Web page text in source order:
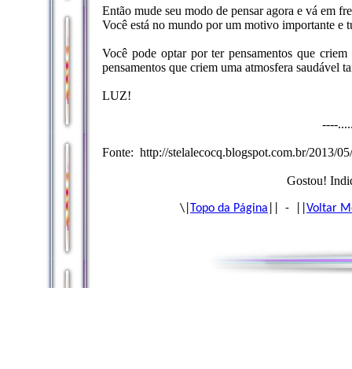
Então mude seu modo de pensar agora e vá em
Você está no mundo por um motivo importante e
Você pode optar por ter pensamentos que
pensamentos que criem uma atmosfera saudável
LUZ!
----
Fonte: http://stelalecocq.blogspot.com.br/2013/
Gostou!
\| Topo da Página || - || Voltar